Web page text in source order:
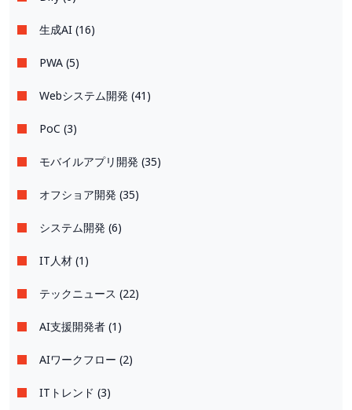
生成AI (16)
PWA (5)
Webシステム開発 (41)
PoC (3)
モバイルアプリ開発 (35)
オフショア開発 (35)
システム開発 (6)
IT人材 (1)
テックニュース (22)
AI支援開発者 (1)
AIワークフロー (2)
ITトレンド (3)